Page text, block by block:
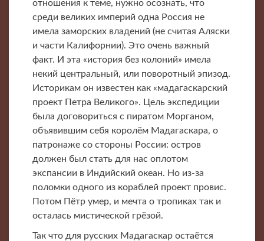
отношения к теме, нужно осознать, что
среди великих империй одна Россия не
имела заморских владений (не считая Аляски
и части Калифорнии). Это очень важный
факт. И эта «история без колоний» имела
некий центральный, или поворотный эпизод.
Историкам он известен как «мадагаскарский
проект Петра Великого». Цель экспедиции
была договориться с пиратом Морганом,
объявившим себя королём Мадагаскара, о
патронаже со стороны России: остров
должен был стать для нас оплотом
экспансии в Индийский океан. Но из-за
поломки одного из кораблей проект провис.
Потом Пётр умер, и мечта о тропиках так и
осталась мистической грёзой.
Так что для русских Мадагаскар остаётся